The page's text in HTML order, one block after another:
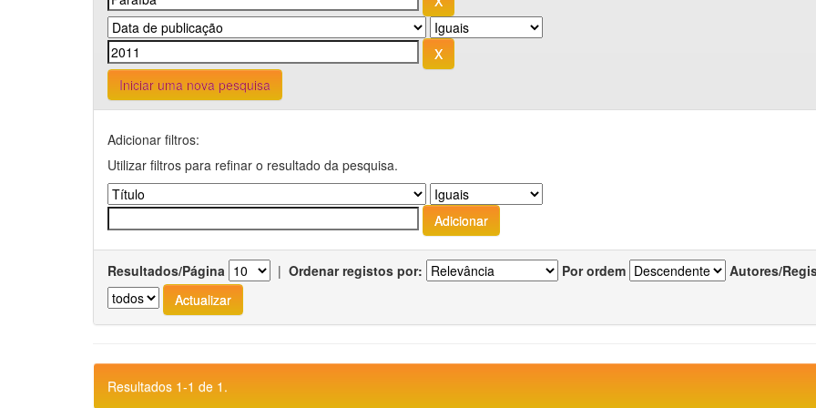
Iniciar uma nova pesquisa
Adicionar filtros:
Utilizar filtros para refinar o resultado da pesquisa.
Resultados/Página | Ordenar registos por: Por ordem Autores/
Resultados 1-1 de 1.